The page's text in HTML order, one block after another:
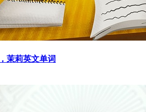
茉莉英文单词